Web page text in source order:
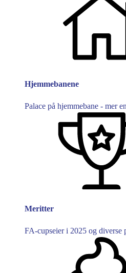
Hjemmebanene
Palace på hjemmebane - mer
Meritter
FA-cupseier i 2025 og diverse